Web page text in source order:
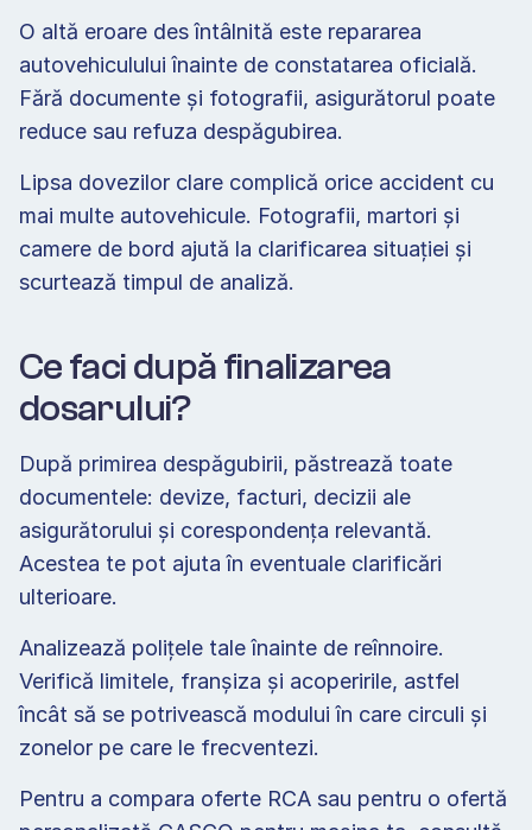
O altă eroare des întâlnită este repararea
autovehiculului înainte de constatarea oficială.
Fără documente și fotografii, asigurătorul poate
reduce sau refuza despăgubirea.
Lipsa dovezilor clare complică orice accident cu
mai multe autovehicule. Fotografii, martori și
camere de bord ajută la clarificarea situației și
scurtează timpul de analiză.
Ce faci după finalizarea
dosarului?
După primirea despăgubirii, păstrează toate
documentele: devize, facturi, decizii ale
asigurătorului și corespondența relevantă.
Acestea te pot ajuta în eventuale clarificări
ulterioare.
Analizează polițele tale înainte de reînnoire.
Verifică limitele, franșiza și acoperirile, astfel
încât să se potrivească modului în care circuli și
zonelor pe care le frecventezi.
Pentru a compara oferte RCA sau pentru o ofertă